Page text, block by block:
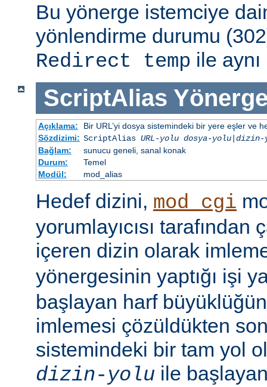
Bu yönerge istemciye
yönlendirme durumu
Redirect temp ile
ScriptAlias
Açıklama:
Bir URL’yi dosya sistemindeki bir yere eşler ve
Sözdizimi: ScriptAlias URL-yolu dosya-yolu|dizin-
Bağlam:
sunucu geneli, sanal konak
Durum:
Temel
Modül:
mod_alias
Hedef dizini, mod_cgi
yorumlayıcısı tarafından
içeren dizin olarak
yönergesinin yaptığı işi
başlayan harf
imlemesi çözüldükten
sistemindeki bir tam yol
dizin-yolu ile